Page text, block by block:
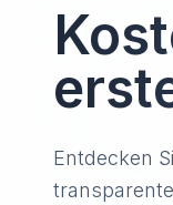
Entdecken